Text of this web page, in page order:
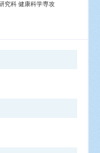
究科 健康科学専攻